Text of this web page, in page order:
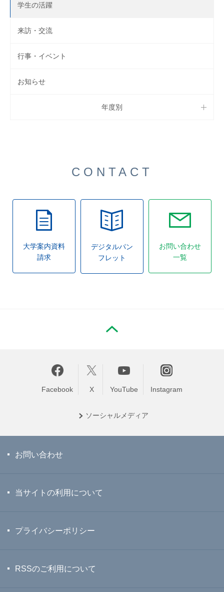
学生の活躍
来訪・交流
行事・イベント
お知らせ
年度別
CONTACT
大学案内資料
請求
デジタルパン
フレット
お問い合わせ
一覧
Facebook X YouTube Instagram
ソーシャル メディア
お問い合わせ
当サイトの利用について
プライバシーポリシー
RSSのご利用について